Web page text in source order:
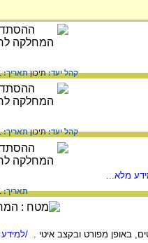
קהל יעד:תיכוןתאריך:
קהל יעד:תיכוןתאריך:
מלא...
תאריך:
באופן מפורט ובקצב איטי . /